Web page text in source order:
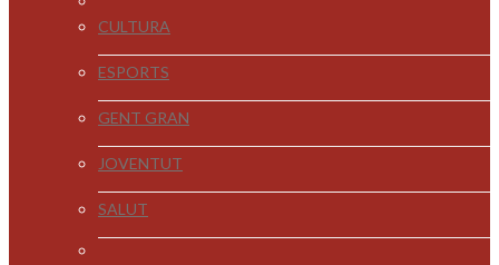
CULTURA
ESPORTS
GENT GRAN
JOVENTUT
SALUT